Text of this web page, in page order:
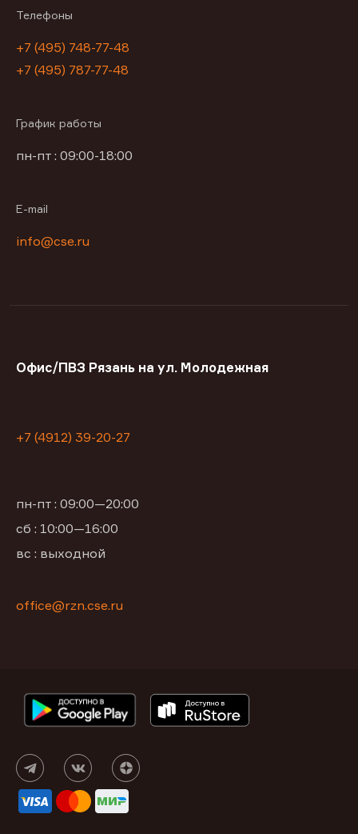
Телефоны
+7 (495) 748-77-48
+7 (495) 787-77-48
График работы
пн-пт : 09:00-18:00
E-mail
info@cse.ru
Офис/ПВЗ Рязань на ул. Молодежная
+7 (4912) 39-20-27
пн-пт : 09:00—20:00
сб : 10:00—16:00
вс : выходной
office@rzn.cse.ru